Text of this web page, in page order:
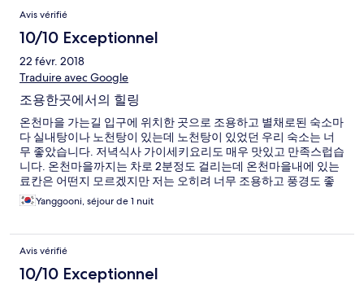
Avis vérifié
10/10 Exceptionnel
22 févr. 2018
Traduire avec Google
조용한곳에서의 힐링
온천마을 가는길 입구에 위치한 곳으로 조용하고 별채로된 숙소마
다 실내탕이나 노천탕이 있는데 노천탕이 있었던 우리 숙소는 너
무 좋았습니다. 저녁식사 가이세키요리도 매우 맛있고 만족스럽습
니다. 온천마을까지는 차로 2분정도 걸리는데 온천마을내에 있는
료칸은 어떤지 모르겠지만 저는 오히려 너무 조용하고 풍경도 좋
고 다음에도 이용하고싶습니다. 간단한 간식과 맥주, 음료등은 미
리 편의점에서 사가세요.
Yanggooni, séjour de 1 nuit
Avis vérifié
10/10 Exceptionnel